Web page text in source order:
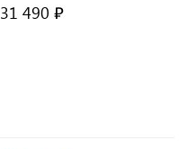
31 490 ₽